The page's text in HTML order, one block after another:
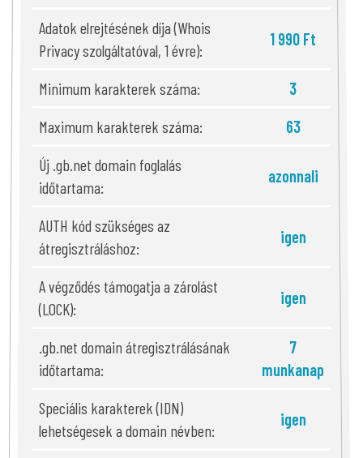
Adatok elrejtésének díja (Whois
Privacy szolgáltatóval, 1 évre):
1 990 Ft
Minimum karakterek száma:
3
Maximum karakterek száma:
63
Új .gb.net domain foglalás
időtartama:
azonnali
AUTH kód szükséges az
átregisztráláshoz:
igen
A végződés támogatja a zárolást
(LOCK):
igen
.gb.net domain átregisztrálásának
időtartama:
7
munkanap
Speciális karakterek (IDN)
lehetségesek a domain névben:
igen